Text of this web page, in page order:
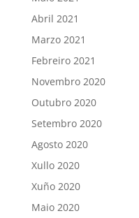
Abril 2021
Marzo 2021
Febreiro 2021
Novembro 2020
Outubro 2020
Setembro 2020
Agosto 2020
Xullo 2020
Xuño 2020
Maio 2020